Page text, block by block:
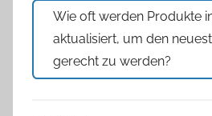
Wie oft werden Produkte
aktualisiert, um den
gerecht zu werden?